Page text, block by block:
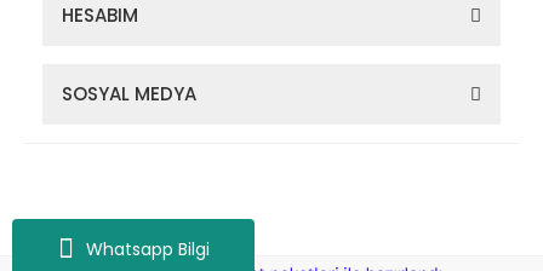
Whatsapp Bilgi
HESABIM
SOSYAL MEDYA